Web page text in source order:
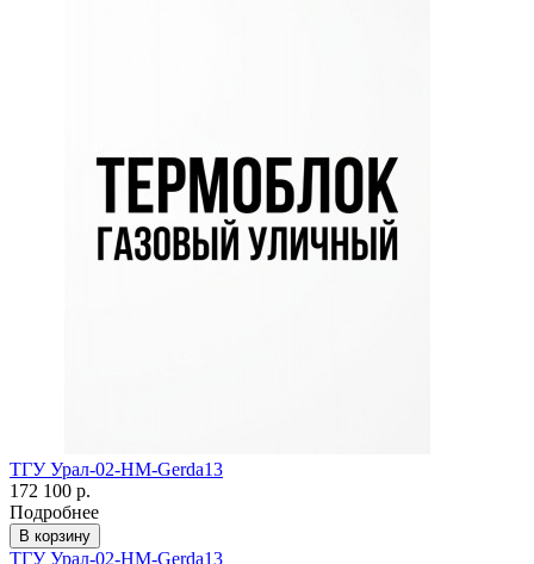
ТГУ Урал-02-HM-Gerda13
172 100 р.
Подробнее
В корзину
ТГУ Урал-02-HM-Gerda13